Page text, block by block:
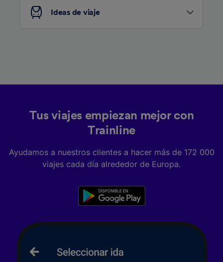
Ideas de viaje
Tus viajes empiezan mejor con
Trainline
Ayudamos a nuestros clientes a hacer más de 172 000
viajes cada día alrededor de Europa.